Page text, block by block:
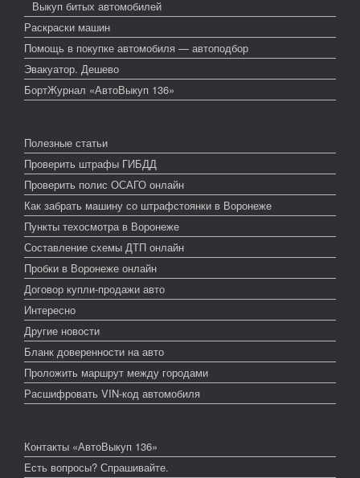
Выкуп битых автомобилей
Раскраски машин
Помощь в покупке автомобиля — автоподбор
Эвакуатор. Дешево
БортЖурнал «АвтоВыкуп 136»
Полезные статьи
Проверить штрафы ГИБДД
Проверить полис ОСАГО онлайн
Как забрать машину со штрафстоянки в Воронеже
Пункты техосмотра в Воронеже
Составление схемы ДТП онлайн
Пробки в Воронеже онлайн
Договор купли-продажи авто
Интересно
Другие новости
Бланк доверенности на авто
Проложить маршрут между городами
Расшифровать VIN-код автомобиля
Контакты «АвтоВыкуп 136»
Есть вопросы? Спрашивайте.